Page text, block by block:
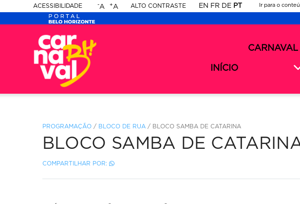
ACESSIBILIDADE
PORTAL
BELO
HORIZONTE
-A +A ALTO CONTRASTE EN FR DE PT
Ir para o
secundário
2026
2026
INÍCIO
CARNAVAL
PROGRAMAÇÃO / BLOCO DE RUA / BLOCO SAMBA DE CATARINA
BLOCO SAMBA DE
COMPARTILHAR POR: